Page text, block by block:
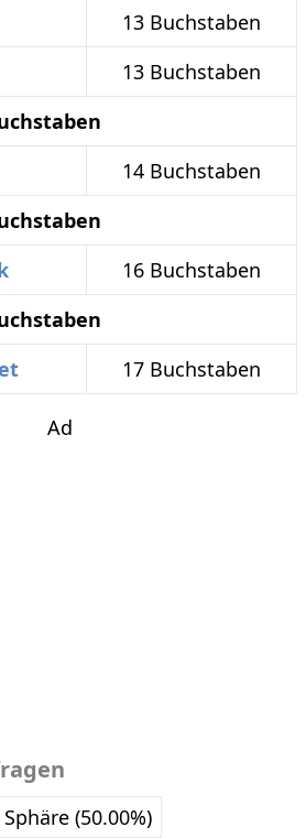
13 Buchstaben
13 Buchstaben
14 Buchstaben
16 Buchstaben
17 Buchstaben
Ad
Sphäre (50.00%)